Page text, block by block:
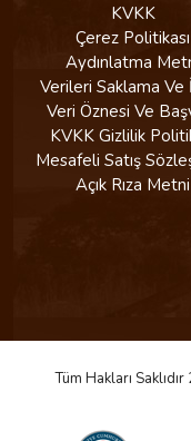
KVKK
Çerez Politikası
Aydınlatma
Verileri Saklama Ve
Veri Öznesi Ve
KVKK Gizlilik
Mesafeli Satış
Açık Rıza Metni
Tüm Hakları